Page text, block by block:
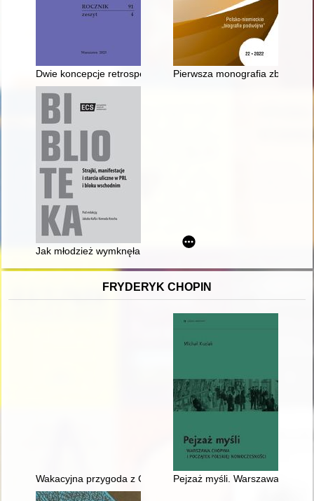
Dwie koncepcje retrospektywnej bibliografii literackiej :
Pierwsza monografia zbioru
Jak młodzież wymknęła się spod kontroli, czyli rewolucja na
FRYDERYK CHOPIN
Wakacyjna przygoda z Chopinem" w Muzeum Niepodległości
Pejzaż myśli. Warszawa